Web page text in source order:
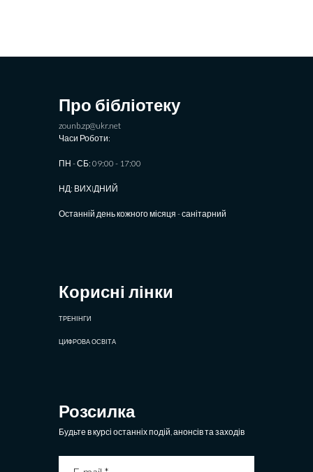
Про бібліотеку
zounb.zp@ukr.net
Часи Роботи:
ПН - СБ: 09:00 - 17:00
НД: ВИХIДНИЙ
Останній день кожного місяця - санітарний
Корисні лінки
ТРЕНІНГИ
ЦИФРОВА ОСВІТА
Розсилка
Будьте в курсі останніх подій, анонсів та заходів